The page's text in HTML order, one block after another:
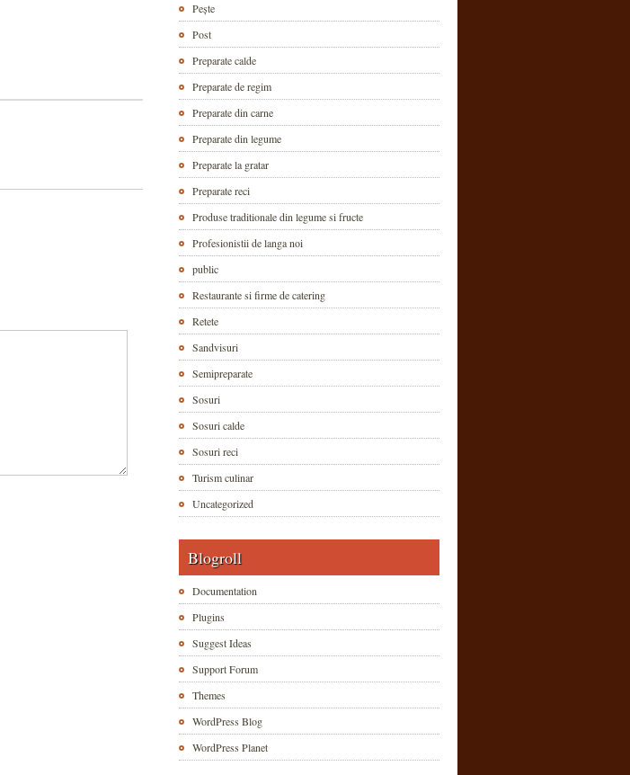
Pește
Post
Preparate calde
Preparate de regim
Preparate din carne
Preparate din legume
Preparate la gratar
Preparate reci
Produse traditionale din legume si fructe
Profesionistii de langa noi
public
Restaurante si firme de catering
Retete
Sandvisuri
Semipreparate
Sosuri
Sosuri calde
Sosuri reci
Turism culinar
Uncategorized
Blogroll
Documentation
Plugins
Suggest Ideas
Support Forum
Themes
WordPress Blog
WordPress Planet